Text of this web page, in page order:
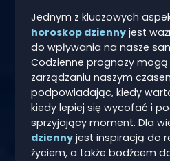
Jednym z kluczowych
horoskop dziennyjest
do wpływania na nasze
Codzienne prognozy
zarządzaniu naszym
podpowiadając, kiedy
kiedy lepiej się wycofać i
sprzyjający moment. Dla
dziennyjest inspiracją do
życiem, a także bodźcem